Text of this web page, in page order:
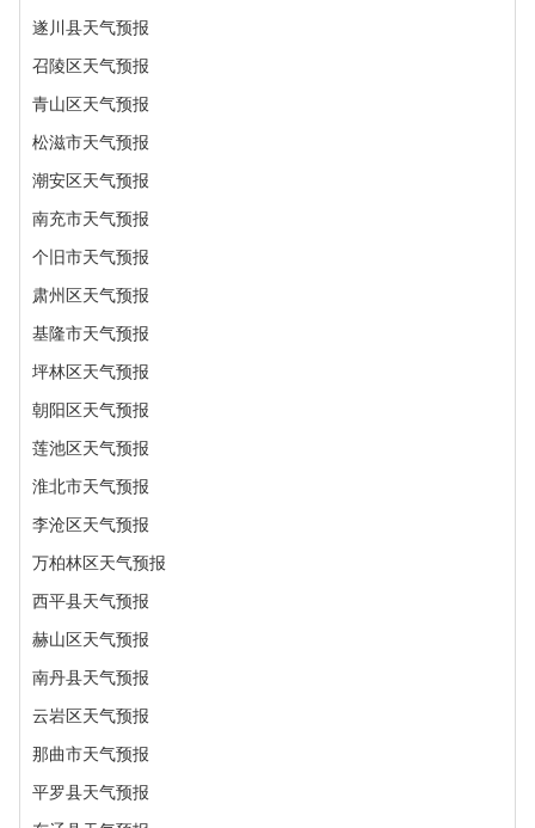
遂川县天气预报
召陵区天气预报
青山区天气预报
松滋市天气预报
潮安区天气预报
南充市天气预报
个旧市天气预报
肃州区天气预报
基隆市天气预报
坪林区天气预报
朝阳区天气预报
莲池区天气预报
淮北市天气预报
李沧区天气预报
万柏林区天气预报
西平县天气预报
赫山区天气预报
南丹县天气预报
云岩区天气预报
那曲市天气预报
平罗县天气预报